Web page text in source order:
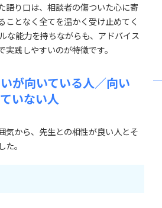
語り口は、相談者の傷ついた心に寄
ことなく全てを温かく受け止めてく
な能力を持ちながらも、アドバイス
践しやすいのが特徴です。
が向いている人／向い
ていない人
気から、先生との相性が良い人とそ
。